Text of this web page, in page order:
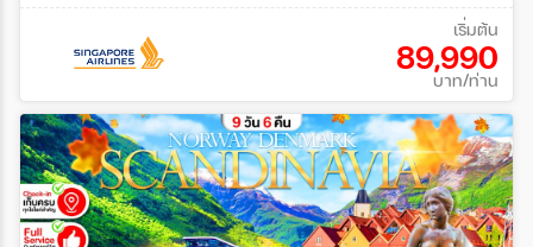
เริ่มต้น
89,990
บาท/ท่าน